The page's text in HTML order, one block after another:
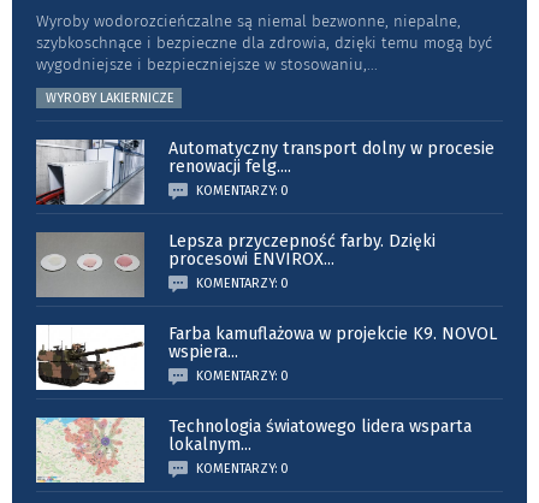
Wyroby wodorozcieńczalne są niemal bezwonne, niepalne,
szybkoschnące i bezpieczne dla zdrowia, dzięki temu mogą być
wygodniejsze i bezpieczniejsze w stosowaniu,
WYROBY LAKIERNICZE
Automatyczny transport dolny w procesie
renowacji felg....
KOMENTARZY: 0
Lepsza przyczepność farby. Dzięki
procesowi ENVIROX...
KOMENTARZY: 0
Farba kamuflażowa w projekcie K9. NOVOL
wspiera...
KOMENTARZY: 0
Technologia światowego lidera wsparta
lokalnym...
KOMENTARZY: 0